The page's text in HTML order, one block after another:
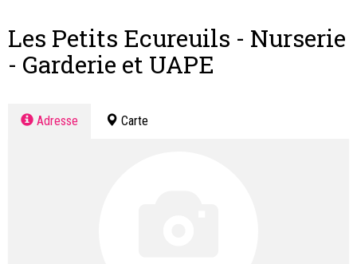
Les Petits Ecureuils - Nurserie
- Garderie et UAPE
Adresse Carte